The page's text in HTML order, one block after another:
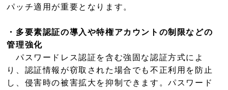
パッチ適用が重要となります。
・多要素認証の導入や特権アカウントの制限などの
管理強化
パスワードレス認証を含む強固な認証方式によ
り、認証情報が窃取された場合でも不正利用を防止
し、侵害時の被害拡大を抑制できます。パスワード